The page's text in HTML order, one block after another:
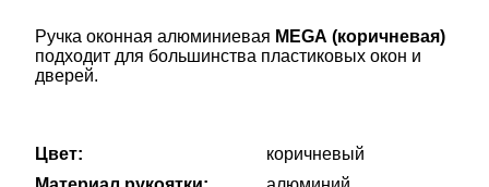
Ручка оконная алюминиевая MEGA (коричневая)
подходит для большинства пластиковых окон и
дверей.
Цвет:
коричневый